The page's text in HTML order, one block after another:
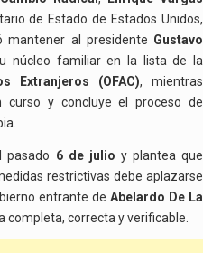
de Estado de Estados Unidos,
mantener al presidente Gustavo
núcleo familiar en la lista de la
Extranjeros (OFAC), mientras
curso y concluye el proceso de
pasado 6 de julio y plantea que
restrictivas debe aplazarse
entrante de Abelardo De La
completa, correcta y verificable.